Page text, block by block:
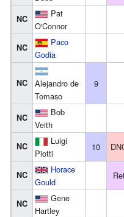
NC
Pat
O'Connor
NC
Paco
Godia
NC
Alejandro de
Tomaso
9
NC
Bob
Veith
NC
Luigi
Piotti
10
NC
Horace
Gould
NC
Gene
Hartley